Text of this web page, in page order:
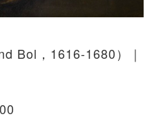
Bol，1616-1680）｜